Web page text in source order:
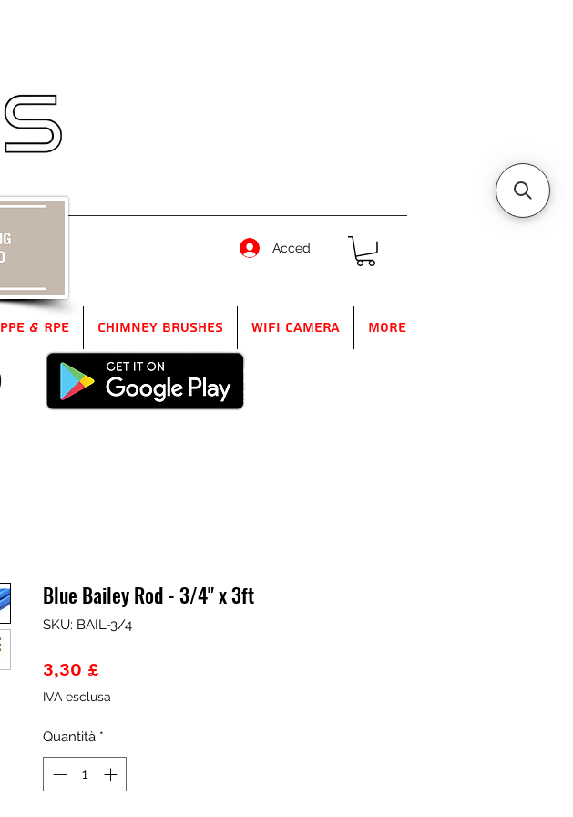
Accedi
PPE & RPE Chimney Brushes WIFI Camera More
Blue Bailey Rod - 3/4" x 3ft
SKU: BAIL-3/4
3,30 £Prezzo
IVA esclusa
Quantità *